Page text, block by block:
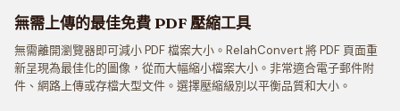
無需上傳的最佳免費 PDF 壓縮工具
無需離開瀏覽器即可減小 PDF 檔案大小。RelahConvert 將 PDF 頁面重
新呈現為最佳化的圖像，從而大幅縮小檔案大小。非常適合電子郵件附
件、網路上傳或存檔大型文件。選擇壓縮級別以平衡品質和大小。